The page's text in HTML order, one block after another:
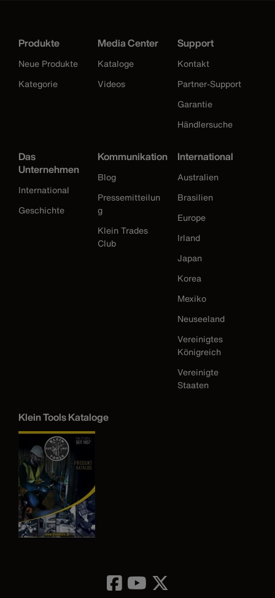
Produkte
Neue Produkte
Kategorie
Media Center
Kataloge
Videos
Support
Kontakt
Partner-Support
Garantie
Händlersuche
Das
Unternehmen
International
Geschichte
Kommunikation
Blog
Pressemitteilun
g
Klein Trades
Club
International
Australien
Brasilien
Europe
Irland
Japan
Korea
Mexiko
Neuseeland
Vereinigtes
Königreich
Vereinigte
Staaten
Klein Tools Kataloge